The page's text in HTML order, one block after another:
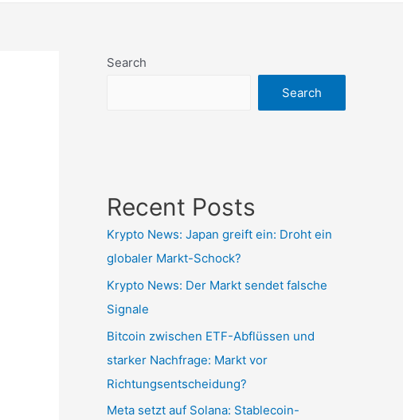
Search
Search
Recent Posts
Krypto News: Japan greift ein: Droht ein
globaler Markt-Schock?
Krypto News: Der Markt sendet falsche
Signale
Bitcoin zwischen ETF-Abflüssen und
starker Nachfrage: Markt vor
Richtungsentscheidung?
Meta setzt auf Solana: Stablecoin-